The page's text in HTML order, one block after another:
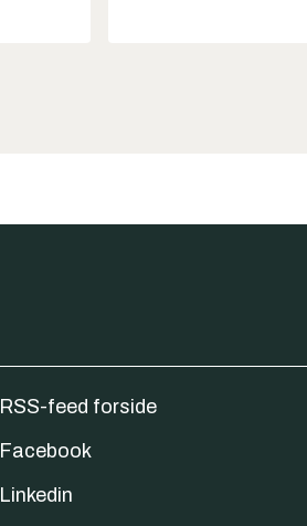
RSS-feed forside
Facebook
Linkedin